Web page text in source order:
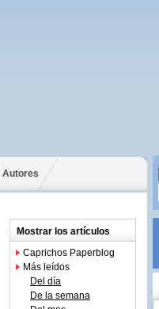
Autores
Mostrar los artículos
Caprichos Paperblog
Más leídos
Del día
De la semana